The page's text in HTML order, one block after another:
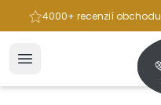
4000+ recenzií obchodu